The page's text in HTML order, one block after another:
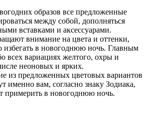
образов все предложенные
между собой, дополняться
вставками и аксессуарами.
внимание на цвета и оттенки,
избегать в новогоднюю ночь. Главным
всех вариациях желтого, охры и
неоновых и ярких.
из предложенных цветовых вариантов
именно вам, согласно знаку Зодиака,
примерить в новогоднюю ночь.